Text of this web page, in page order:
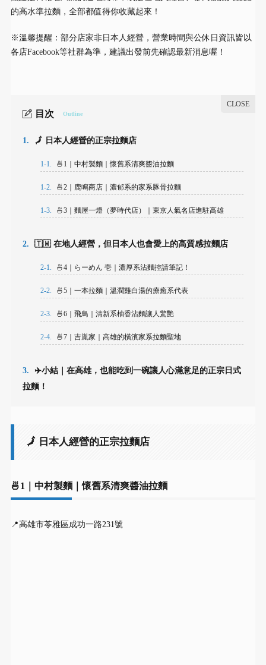
的高水準拉麵，全部都值得你收藏起來！
※溫馨提醒：部分店家非日本人經營，營業時間與公休日資訊皆以
各店Facebook等社群為準，建議出發前先確認最新消息喔！
目次 Outline
1. 🗾 日本人經營的正宗拉麵店
1-1. 🍜1｜中村製麵｜懷舊系清爽醬油拉麵
1-2. 🍜2｜鹿鳴商店｜濃郁系的家系豚骨拉麵
1-3. 🍜3｜麵屋一燈（夢時代店）｜東京人氣名店進駐高雄
2. 🇹🇼 在地人經營，但日本人也會愛上的高質感拉麵店
2-1. 🍜4｜らーめん 壱｜濃厚系沾麵控請筆記！
2-2. 🍜5｜一本拉麵｜溫潤雞白湯的療癒系代表
2-3. 🍜6｜飛鳥｜清新系柚香沾麵讓人驚艷
2-4. 🍜7｜吉胤家｜高雄的橫濱家系拉麵聖地
3.
✈️小結｜在高雄，也能吃到一碗讓人心滿意足的正宗日式
拉麵！
🗾 日本人經營的正宗拉麵店
🍜1｜中村製麵｜懷舊系清爽醬油拉麵
📍高雄市苓雅區成功一路231號